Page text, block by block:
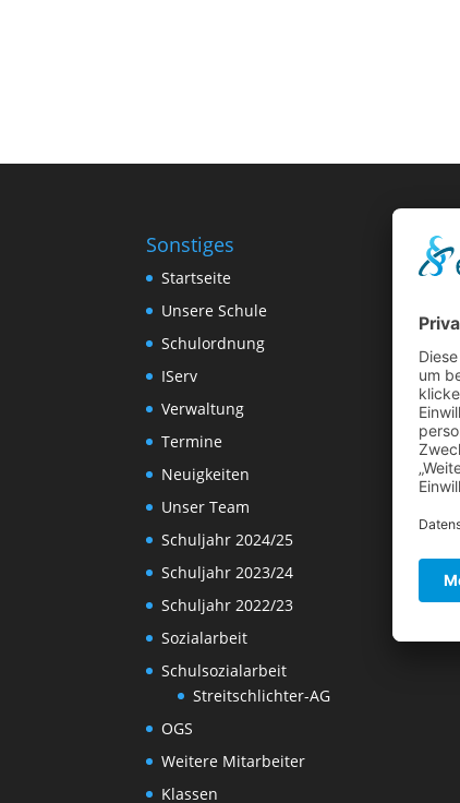
Sonstiges
Startseite
Unsere Schule
Schulordnung
IServ
Verwaltung
Termine
Neuigkeiten
Unser Team
Schuljahr 2024/25
Schuljahr 2023/24
Schuljahr 2022/23
Sozialarbeit
Schulsozialarbeit
Streitschlichter-AG
OGS
Weitere Mitarbeiter
Klassen